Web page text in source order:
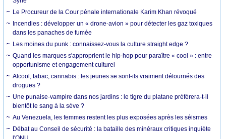
Le Procureur de la Cour pénale internationale Karim Khan révoqué
Incendies : développer un « drone-avion » pour détecter les gaz toxiques
dans les panaches de fumée
Les moines du punk : connaissez-vous la culture straight edge ?
Quand les marques s'approprient le hip-hop pour paraître « cool » : entre
opportunisme et engagement culturel
Alcool, tabac, cannabis : les jeunes se sont-ils vraiment détournés des
drogues ?
Une punaise-vampire dans nos jardins : le tigre du platane préférera-t-il
bientôt le sang à la sève ?
Au Venezuela, les femmes restent les plus exposées après les séismes
Débat au Conseil de sécurité : la bataille des minéraux critiques inquiète